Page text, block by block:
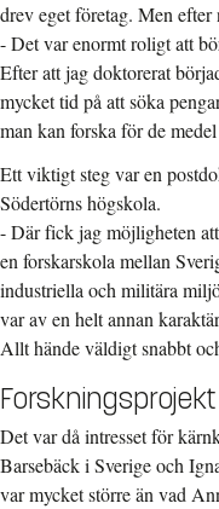
drev eget företag. Men
- Det var enormt roligt att
Efter att jag doktorerat
mycket tid på att söka
man kan forska för de
Ett viktigt steg var en
Södertörns högskola.
- Där fick jag möjligheten
en forskarskola mellan
industriella och militära
var av en helt annan
Allt hände väldigt snabbt
Det var då intresset för
Barsebäck i Sverige och
var mycket större än vad